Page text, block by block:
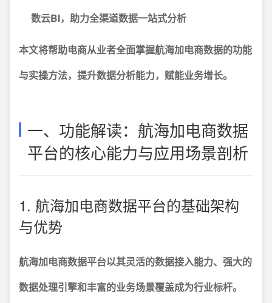
数云BI，助力全渠道数据一站式分析
本文将帮助电商从业者全面掌握航海加电商数据的功能
与实操方法，提升数据分析能力，赋能业务增长。
一、功能解读：航海加电商数据
平台的核心能力与应用场景剖析
1. 航海加电商数据平台的基础架构
与优势
航海加电商数据平台以其灵活的数据接入能力、强大的
数据处理引擎和丰富的业务场景覆盖成为行业标杆。